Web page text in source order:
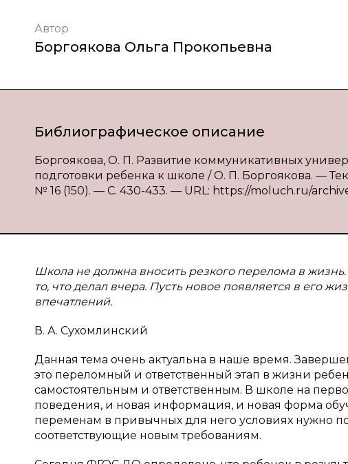
Автор
Боргоякова Ольга Прокопьевна
Библиографическое описание
Боргоякова, О. П. Развитие коммуникативных
подготовки ребенка к школе / О. П. Боргоякова. —
№ 16 (150). — С. 430-433. — URL: https://moluch.ru/
Школа не должна вносить резкого перелома в
то, что делал вчера. Пусть новое появляется в его
впечатлений.
В. А. Сухомлинский
Данная тема очень актуальна в наше время.
это переломный и ответственный этап в жизни
самостоятельным и ответственным. В школе на
поведения, и новая информация, и новая форма
переменам в привычных для него условиях нужно
соответствующие новым требованиям.